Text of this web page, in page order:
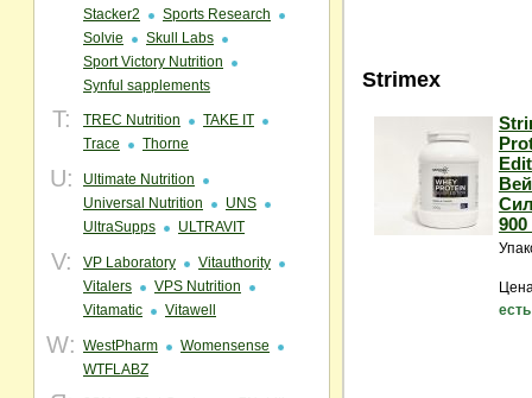
Stacker2
Sports Research
Solvie
Skull Labs
Sport Victory Nutrition
Synful sapplements
T: TREC Nutrition
TAKE IT
Trace
Thorne
U:
Ultimate Nutrition
Universal Nutrition
UNS
UltraSupps
ULTRAVIT
V: VP Laboratory
Vitauthority
Vitalers
VPS Nutrition
Vitamatic
Vitawell
W: WestPharm
Womensense
WTFLABZ
Strimex
900